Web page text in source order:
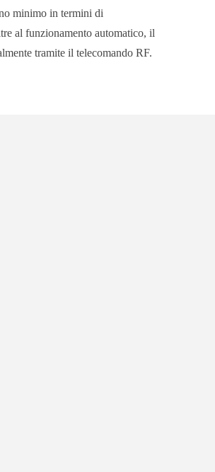
minimo in termini di
al funzionamento automatico, il
tramite il telecomando RF.